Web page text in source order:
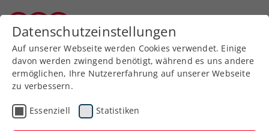
Aktuelle News
Datenschutzeinstellungen
Auf unserer Webseite werden Cookies verwendet. Einige
davon werden zwingend benötigt, während es uns andere
ermöglichen, Ihre Nutzererfahrung auf unserer Webseite
zu verbessern.
Essenziell Statistiken